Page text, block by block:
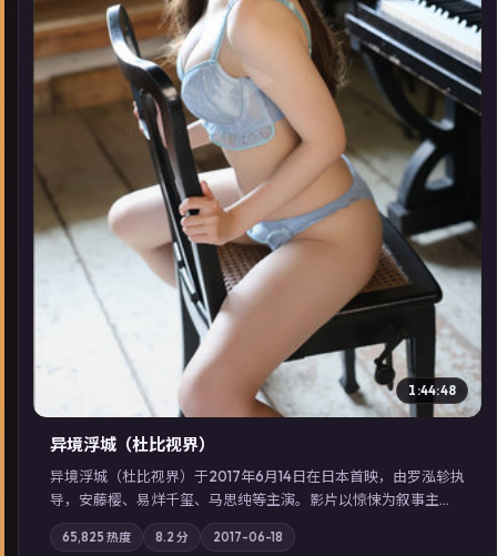
▶
1:44:48
异境浮城（杜比视界）
异境浮城（杜比视界）于2017年6月14日在日本首映，由罗泓轸执
导，安藤樱、易烊千玺、马思纯等主演。影片以惊悚为叙事主
轴，一场意外将众人卷入不可撤回的连锁反应；摄影与配乐强化
地域气质；站内亦可通过「国产免费观看高清电视剧在线看」延
65,825 热度 8.2 分 2017-06-18